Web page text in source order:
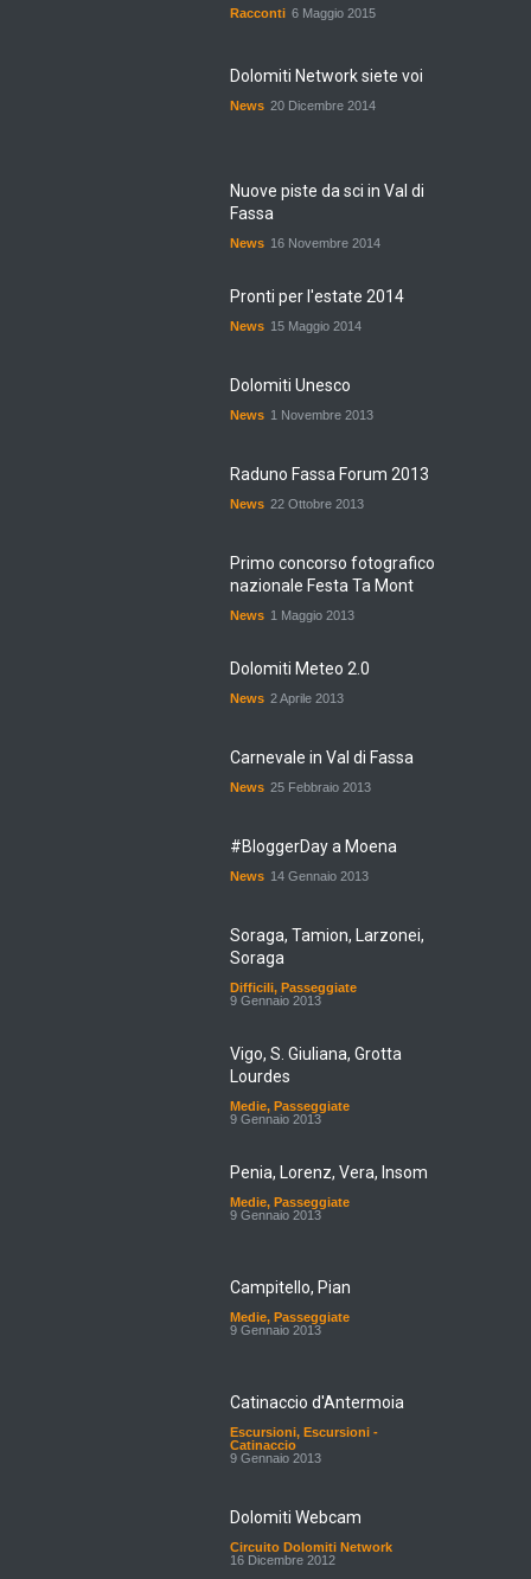
Racconti 6 Maggio 2015
Dolomiti Network siete voi
News 20 Dicembre 2014
Nuove piste da sci in Val di
Fassa
News 16 Novembre 2014
Pronti per l'estate 2014
News 15 Maggio 2014
Dolomiti Unesco
News 1 Novembre 2013
Raduno Fassa Forum 2013
News 22 Ottobre 2013
Primo concorso fotografico
nazionale Festa Ta Mont
News 1 Maggio 2013
Dolomiti Meteo 2.0
News 2 Aprile 2013
Carnevale in Val di Fassa
News 25 Febbraio 2013
#BloggerDay a Moena
News 14 Gennaio 2013
Soraga, Tamion, Larzonei,
Soraga
Difficili, Passeggiate
9 Gennaio 2013
Vigo, S. Giuliana, Grotta
Lourdes
Medie, Passeggiate
9 Gennaio 2013
Penia, Lorenz, Vera, Insom
Medie, Passeggiate
9 Gennaio 2013
Campitello, Pian
Medie, Passeggiate
9 Gennaio 2013
Catinaccio d'Antermoia
Escursioni, Escursioni -
Catinaccio
9 Gennaio 2013
Dolomiti Webcam
Circuito Dolomiti Network
16 Dicembre 2012